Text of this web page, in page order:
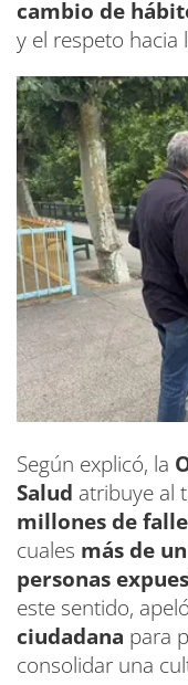
cambio de
y el respeto hacia
Según explicó, la
Salud atribuye al
millones de
cuales más de
personas
este sentido,
ciudadana para
consolidar una